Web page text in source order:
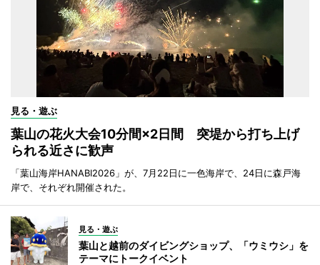
見る・遊ぶ
葉山の花火大会10分間×2日間 突堤から打ち上げ
られる近さに歓声
「葉山海岸HANABI2026」が、7月22日に一色海岸で、24日に森戸海
岸で、それぞれ開催された。
見る・遊ぶ
葉山と越前のダイビングショップ、「ウミウシ」を
テーマにトークイベント